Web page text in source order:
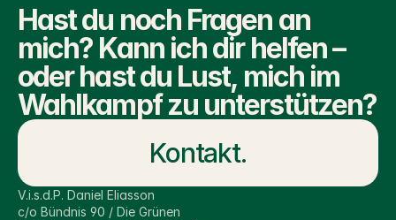
rbb24.
Mehr Aktuelles
Kontakt.
V.i.s.d.P. Daniel Eliasson
c/o Bündnis 90 / Die Grünen
Hast du noch Fragen an
mich? Kann ich dir helfen –
oder hast du Lust, mich im
Wahlkampf zu unterstützen?